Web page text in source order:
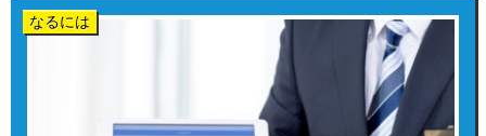
なるには